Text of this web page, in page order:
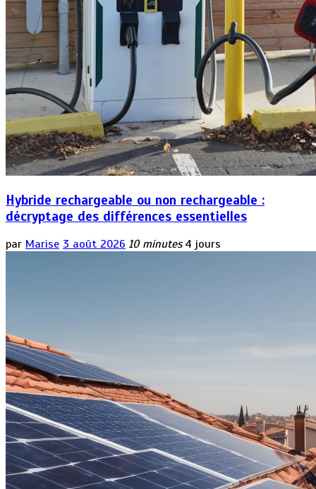
Hybride rechargeable ou non rechargeable :
décryptage des différences essentielles
par Marise 3 août 2026 10 minutes 4 jours